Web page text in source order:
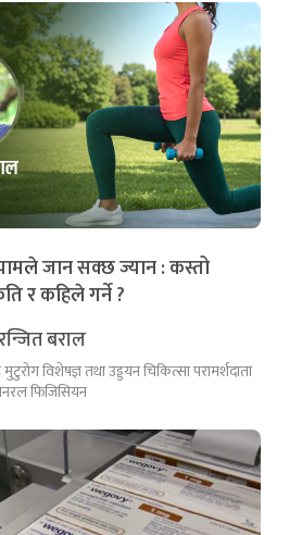
जान सक्छ ज्यान : कस्तो
र कहिले गर्ने ?
बराल
मुटुरोग विशेषज्ञ तथा उड्डयन चिकित्सा परामर्शदाता
फिजिसियन